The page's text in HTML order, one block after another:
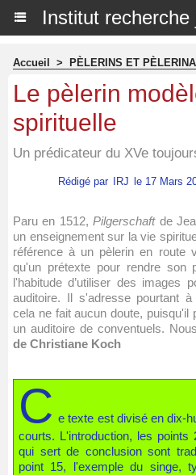
Institut
Accueil > PÈLERINS ET
Le pèlerin
spirituelle
Un prédicateur du XVe
Rédigé par IRJ
le 17 Mars
Paru en 1512,Pilgerschaftde
un enseignement sur la vie
référence à un pèlerin en route
qu'un prétexte pour rendre son
l'habitude d’utiliser des images
auditoire. Il s'adresse pourtant
cela ne fait aucun doute, puisqu'il
un auditoire de conventuels.
de Christiane Koch
C e texte est divisé en dix-
courts. L'introduction, les
qui sert de conclusion sont
point 15, l'exemple du singe,